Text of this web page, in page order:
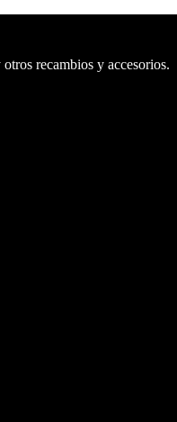
recambios y accesorios.